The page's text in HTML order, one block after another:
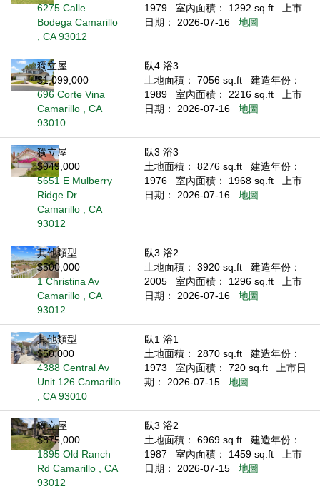
6275 Calle
Bodega Camarillo
, CA 93012
1979
室內面積： 1292 sq.ft
上市
日期： 2026-07-16
地圖
獨立屋
$1,099,000
696 Corte Vina
Camarillo , CA
93010
臥4 浴3
土地面積： 7056 sq.ft
建造年份：
1989
室內面積： 2216 sq.ft
上市
日期： 2026-07-16
地圖
獨立屋
$949,000
5651 E Mulberry
Ridge Dr
Camarillo , CA
93012
臥3 浴3
土地面積： 8276 sq.ft
建造年份：
1976
室內面積： 1968 sq.ft
上市
日期： 2026-07-16
地圖
其他類型
$500,000
1 Christina Av
Camarillo , CA
93012
臥3 浴2
土地面積： 3920 sq.ft
建造年份：
2005
室內面積： 1296 sq.ft
上市
日期： 2026-07-16
地圖
其他類型
$50,000
4388 Central Av
Unit 126 Camarillo
, CA 93010
臥1 浴1
土地面積： 2870 sq.ft
建造年份：
1973
室內面積： 720 sq.ft
上市日
期： 2026-07-15
地圖
獨立屋
$875,000
1895 Old Ranch
Rd Camarillo , CA
93012
臥3 浴2
土地面積： 6969 sq.ft
建造年份：
1987
室內面積： 1459 sq.ft
上市
日期： 2026-07-15
地圖